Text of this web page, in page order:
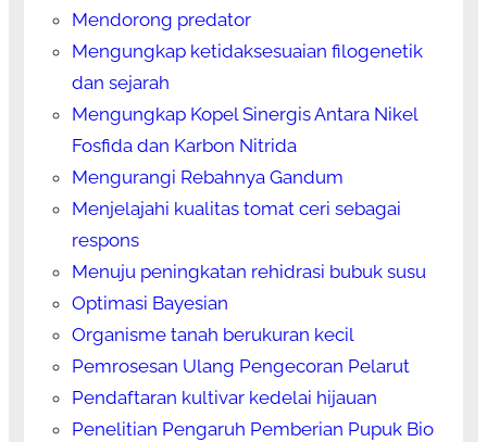
Mendorong predator
Mengungkap ketidaksesuaian filogenetik
dan sejarah
Mengungkap Kopel Sinergis Antara Nikel
Fosfida dan Karbon Nitrida
Mengurangi Rebahnya Gandum
Menjelajahi kualitas tomat ceri sebagai
respons
Menuju peningkatan rehidrasi bubuk susu
Optimasi Bayesian
Organisme tanah berukuran kecil
Pemrosesan Ulang Pengecoran Pelarut
Pendaftaran kultivar kedelai hijauan
Penelitian Pengaruh Pemberian Pupuk Bio